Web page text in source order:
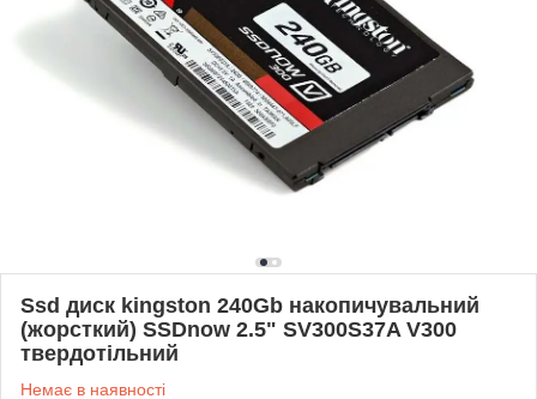
Ssd диск kingston 240Gb накопичувальний
(жорсткий) SSDnow 2.5" SV300S37A V300
твердотільний
Немає в наявності